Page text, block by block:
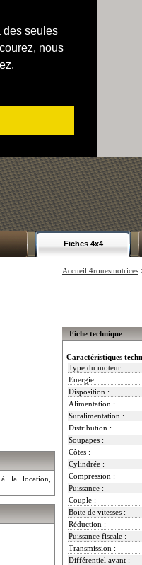
des seules
nous
Fiches 4x4
la location,
Accueil 4rouesmotrices
Fiche technique
Caractéristiques
Type du moteur :
Energie :
Disposition :
Alimentation :
Suralimentation :
Distribution :
Soupapes :
Côtes :
Cylindrée :
Compression :
Puissance :
Couple :
Boite de vitesses :
Réduction :
Puissance fiscale :
Transmission :
Différentiel avant :